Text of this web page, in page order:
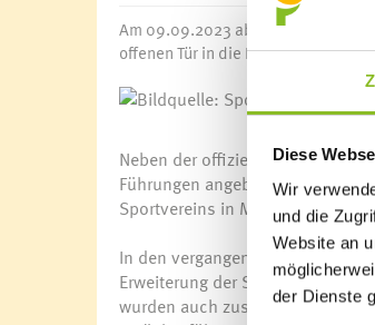
Diese
Wir
und die
Website an
der Dienste
Am 09.09.2023 ab 14:00 Uhr lädt
offenen Tür in die Freizeit- und
Neben der offiziellen Eröffnung
Führungen angeboten. Weiters
Sportvereins in
In den vergangenen Monaten
Erweiterung der Spielflächen -
wurden auch zusätzliche